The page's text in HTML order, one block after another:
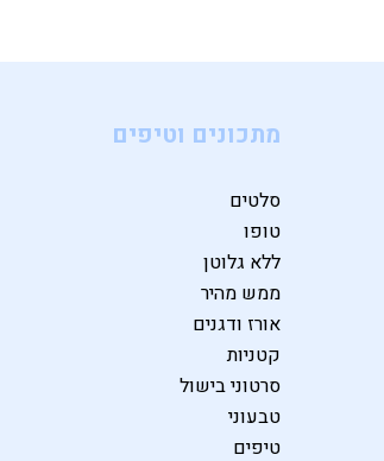
מתכונים וטיפים
סלטים
טופו
ללא גלוטן
ממש מהיר
אורז ודגנים
קטניות
סרטוני בישול
טבעוני
טיפים